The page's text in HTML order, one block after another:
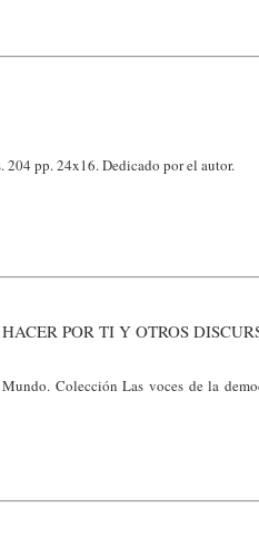
204 pp. 24x16. Dedicado por el autor.
POR TI Y OTROS
Colección Las voces de la